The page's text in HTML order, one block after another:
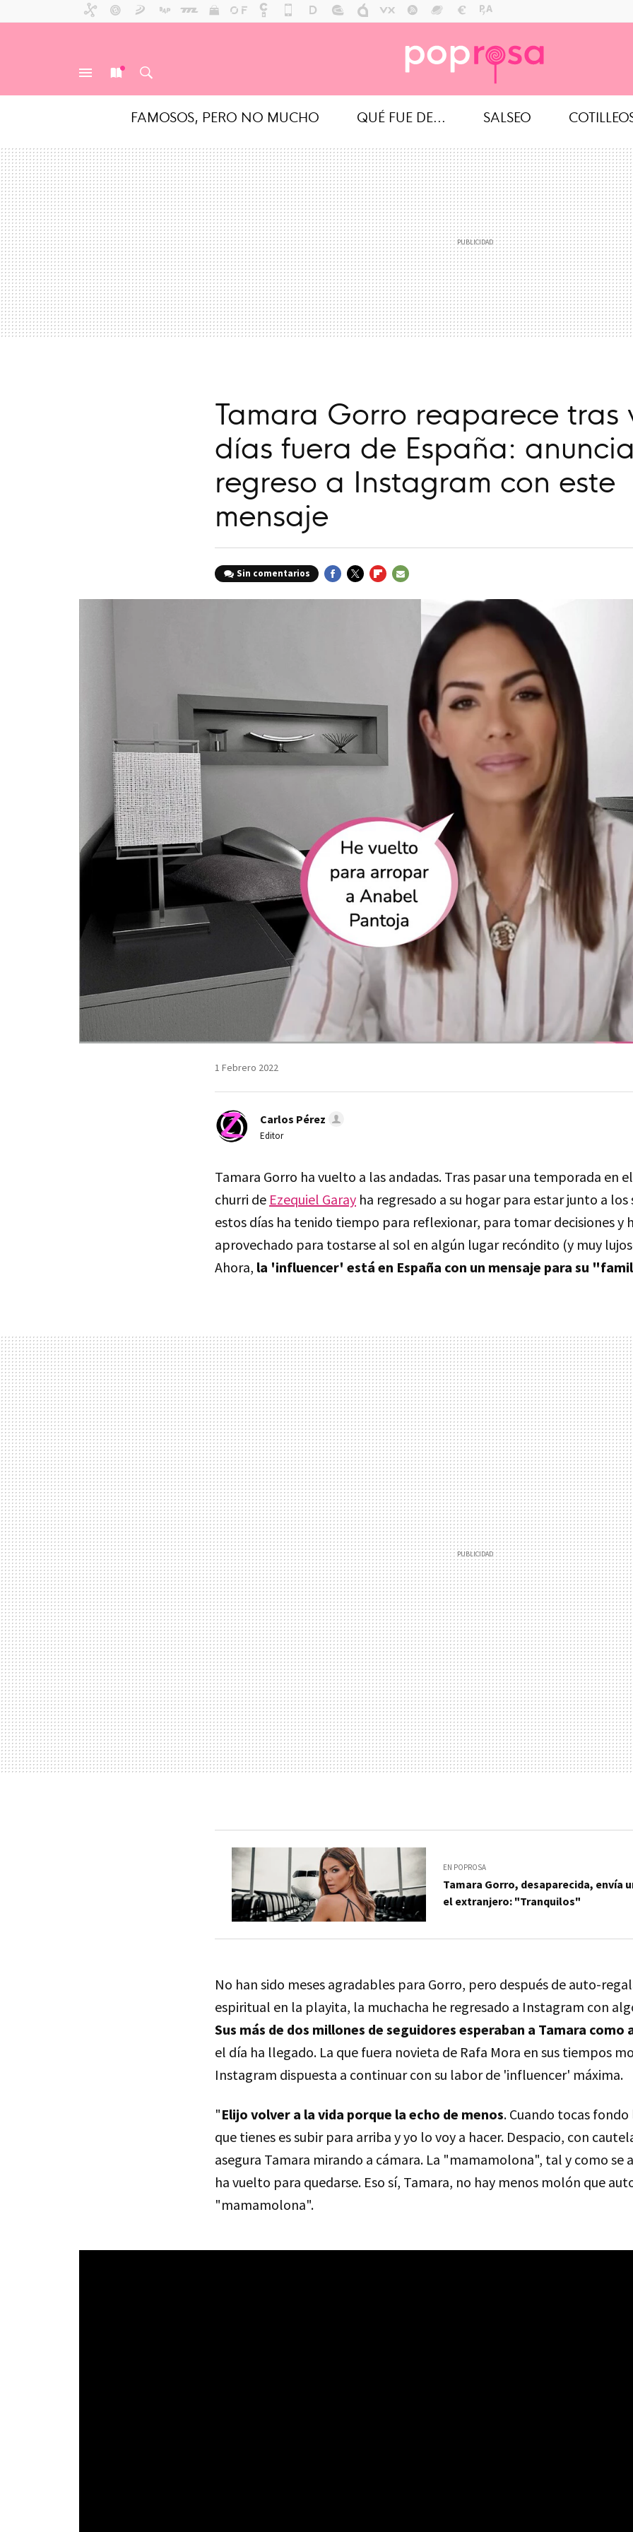
FAMOSOS, PERO NO MUCHO QUÉ FUE DE... SALSEO
Tamara Gorro reaparece tras
días fuera de España:
regreso a Instagram con este
mensaje
Sin comentarios
1 Febrero 2022
Carlos Pérez
Editor
Tamara Gorro ha vuelto a las andadas. Tras pasar una temporada en
churri de Ezequiel Garay ha regresado a su hogar para estar junto a los
estos días ha tenido tiempo para reflexionar, para tomar decisiones y
aprovechado para tostarse al sol en algún lugar recóndito (y muy
Ahora, la 'influencer' está en España con un mensaje para su
EN POPROSA
Tamara Gorro, desaparecida, envía
el extranjero: "Tranquilos"
No han sido meses agradables para Gorro, pero después de auto-
espiritual en la playita, la muchacha he regresado a Instagram con
Sus más de dos millones de seguidores esperaban a Tamara como
el día ha llegado. La que fuera novieta de Rafa Mora en sus tiempos
Instagram dispuesta a continuar con su labor de 'influencer' máxima.
"Elijo volver a la vida porque la echo de menos. Cuando tocas
que tienes es subir para arriba y yo lo voy a hacer. Despacio, con
asegura Tamara mirando a cámara. La "mamamolona", tal y como se
ha vuelto para quedarse. Eso sí, Tamara, no hay menos molón que
"mamamolona".